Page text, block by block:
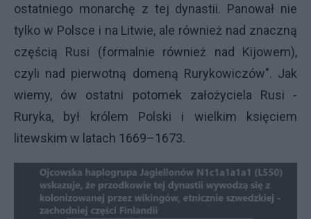
ostatniego monarchę z tej dynastii. Panował nie
tylko w Polsce i na Litwie, ale również nad znaczną
częścią Rusi (formalnie również nad Kijowem),
czyli nad pierwotną domeną Rurykowiczów". Jak
wiemy, ów ostatni potomek założyciela Rusi -
Ruryka, był królem Polski i wielkim księciem
litewskim w latach 1669–1673.